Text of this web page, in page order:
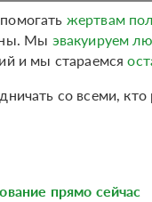
жертвам
Мы эвакуируем
и мы стараемся
со всеми,
прямо сейчас